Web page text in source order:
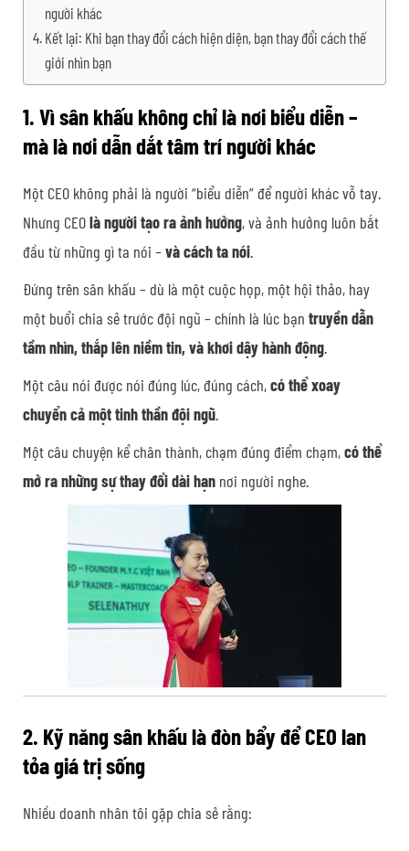
người khác
Kết lại: Khi bạn thay đổi cách hiện diện, bạn thay đổi cách thế
giới nhìn bạn
1. Vì sân khấu không chỉ là nơi biểu diễn –
mà là nơi dẫn dắt tâm trí người khác
Một CEO không phải là người “biểu diễn” để người khác vỗ tay.
Nhưng CEOlà người tạo ra ảnh hưởng, và ảnh hưởng luôn bắt
đầu từ những gì ta nói –và cách ta nói.
Đứng trên sân khấu – dù là một cuộc họp, một hội thảo, hay
một buổi chia sẻ trước đội ngũ – chính là lúc bạn truyền dẫn
tầm nhìn, thắp lên niềm tin, và khơi dậy hành động.
Một câu nói được nói đúng lúc, đúng cách,có thể xoay
chuyển cả một tinh thần đội ngũ.
Một câu chuyện kể chân thành, chạm đúng điểm chạm,có thể
mở ra những sự thay đổi dài hạnnơi người nghe.
2. Kỹ năng sân khấu là đòn bẩy để CEO lan
tỏa giá trị sống
Nhiều doanh nhân tôi gặp chia sẻ rằng: